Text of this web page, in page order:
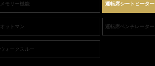
メモリー機能 運転席シートヒーター
オットマン 運転席ベンチレーター
ウォークスルー